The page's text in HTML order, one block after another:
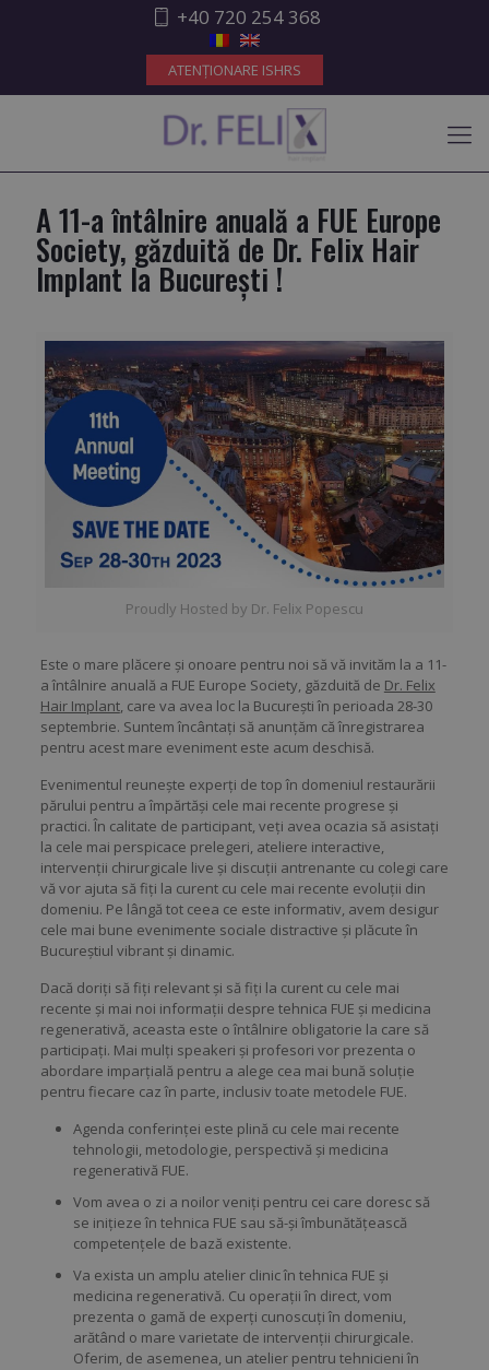
+40 720 254 368
ATENȚIONARE ISHRS
A 11-a întâlnire anuală a FUE Europe
Society, găzduită de Dr. Felix Hair
Implant la București !
Proudly Hosted by Dr. Felix Popescu
Este o mare plăcere și onoare pentru noi să vă invităm la a 11-
a întâlnire anuală a FUE Europe Society, găzduită de Dr. Felix
Hair Implant, care va avea loc la București în perioada 28-30
septembrie. Suntem încântați să anunțăm că înregistrarea
pentru acest mare eveniment este acum deschisă.
Evenimentul reunește experți de top în domeniul restaurării
părului pentru a împărtăși cele mai recente progrese și
practici. În calitate de participant, veți avea ocazia să asistaţi
la cele mai perspicace prelegeri, ateliere interactive,
intervenții chirurgicale live și discuții antrenante cu colegi care
vă vor ajuta să fiți la curent cu cele mai recente evoluții din
domeniu. Pe lângă tot ceea ce este informativ, avem desigur
cele mai bune evenimente sociale distractive și plăcute în
Bucureștiul vibrant și dinamic.
Dacă doriți să fiți relevant și să fiți la curent cu cele mai
recente și mai noi informaţii despre tehnica FUE și medicina
regenerativă, aceasta este o întâlnire obligatorie la care să
participați. Mai mulţi speakeri și profesori vor prezenta o
abordare imparțială pentru a alege cea mai bună soluţie
pentru fiecare caz în parte, inclusiv toate metodele FUE.
Agenda conferinței este plină cu cele mai recente
tehnologii, metodologie, perspectivă și medicina
regenerativă FUE.
Vom avea o zi a noilor veniți pentru cei care doresc să
se iniţieze în tehnica FUE sau să-şi îmbunătățească
competențele de bază existente.
Va exista un amplu atelier clinic în tehnica FUE și
medicina regenerativă. Cu operații în direct, vom
prezenta o gamă de experți cunoscuți în domeniu,
arătând o mare varietate de intervenții chirurgicale.
Oferim, de asemenea, un atelier pentru tehnicieni în